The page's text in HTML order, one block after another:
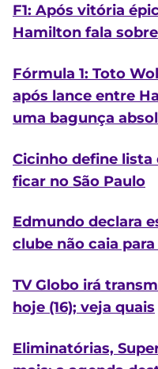
F1: Após vitória
Hamilton fala
Fórmula 1: Toto
após lance entre
uma bagunça
Cicinho define lista
ficar no São Paulo
Edmundo declara
clube não caia para
TV Globo irá
hoje (16); veja quais
Eliminatórias,